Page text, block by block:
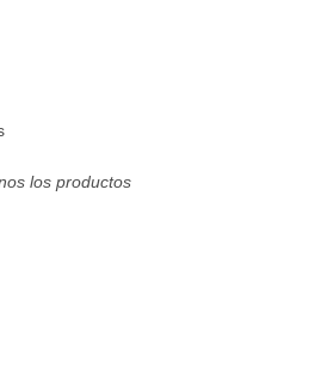
los productos